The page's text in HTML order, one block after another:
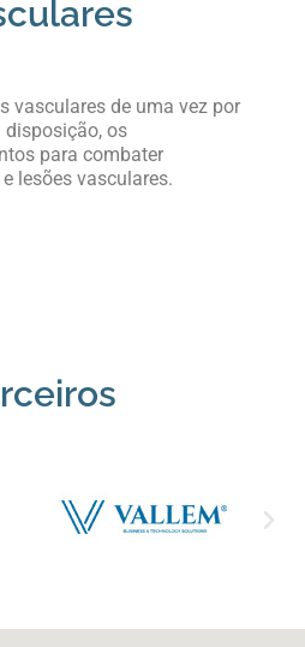
vasculares de uma vez por
disposição, os
para combater
lesões vasculares.